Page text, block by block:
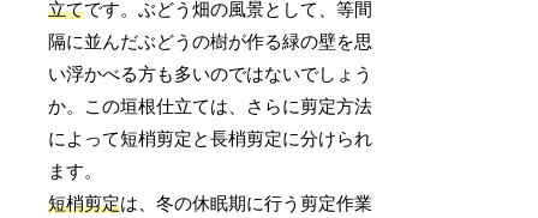
立てです。ぶどう畑の風景として、等間
隔に並んだぶどうの樹が作る緑の壁を思
い浮かべる方も多いのではないでしょう
か。この垣根仕立ては、さらに剪定方法
によって短梢剪定と長梢剪定に分けられ
ます。
短梢剪定は、冬の休眠期に行う剪定作業